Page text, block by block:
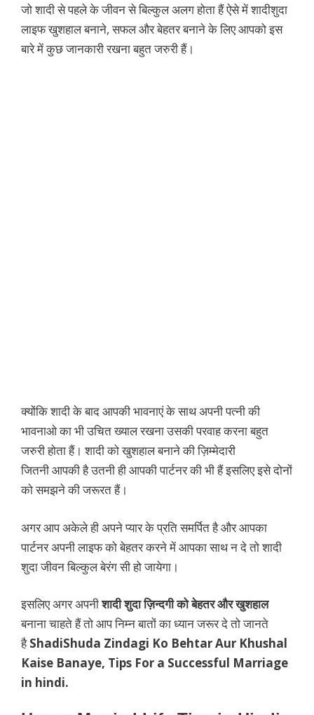
जो शादी से पहले के जीवन से बिल्कुल अलग होता हैं ऐसे में शादीशुदा
लाइफ खुशहाल बनाने, सफल और बेहतर बनाने के लिए आपको इस
बारे में कुछ जानकारी रखना बहुत जरुरी हैं।
क्योंकि शादी के बाद आपकी भावनाएं के साथ अपनी पत्नी की
भावनाओ का भी उचित ख्याल रखना उसकी परवाह करना बहुत
जरुरी होता हैं। शादी को खुशहाल बनाने की ज़िम्मेदारी
जितनी आपकी है उतनी ही आपकी पार्टनर की भी हैं इसलिए इसे दोनों
को समझने की जरूरत हैं।
अगर आप अकेले ही अपने प्यार के प्रति समर्पित है और आपका
पार्टनर अपनी लाइफ को बेहतर करने में आपका साथ न दे तो शादी
शुदा जीवन बिल्कुल बेरंग सी हो जायेगा।
इसलिए अगर अपनीशादी शुदा ज़िन्दगी को बेहतर और खुशहाल
बनाना चाहते हैं तो आप निम्न बातों का ध्यान जरूर दे तो जानते
हैShadiShuda Zindagi Ko Behtar Aur Khushal
Kaise Banaye, Tips For a Successful Marriage
in hindi.